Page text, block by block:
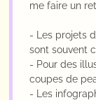
me faire un
- Les projets
sont souvent
- Pour des
coupes de
- Les